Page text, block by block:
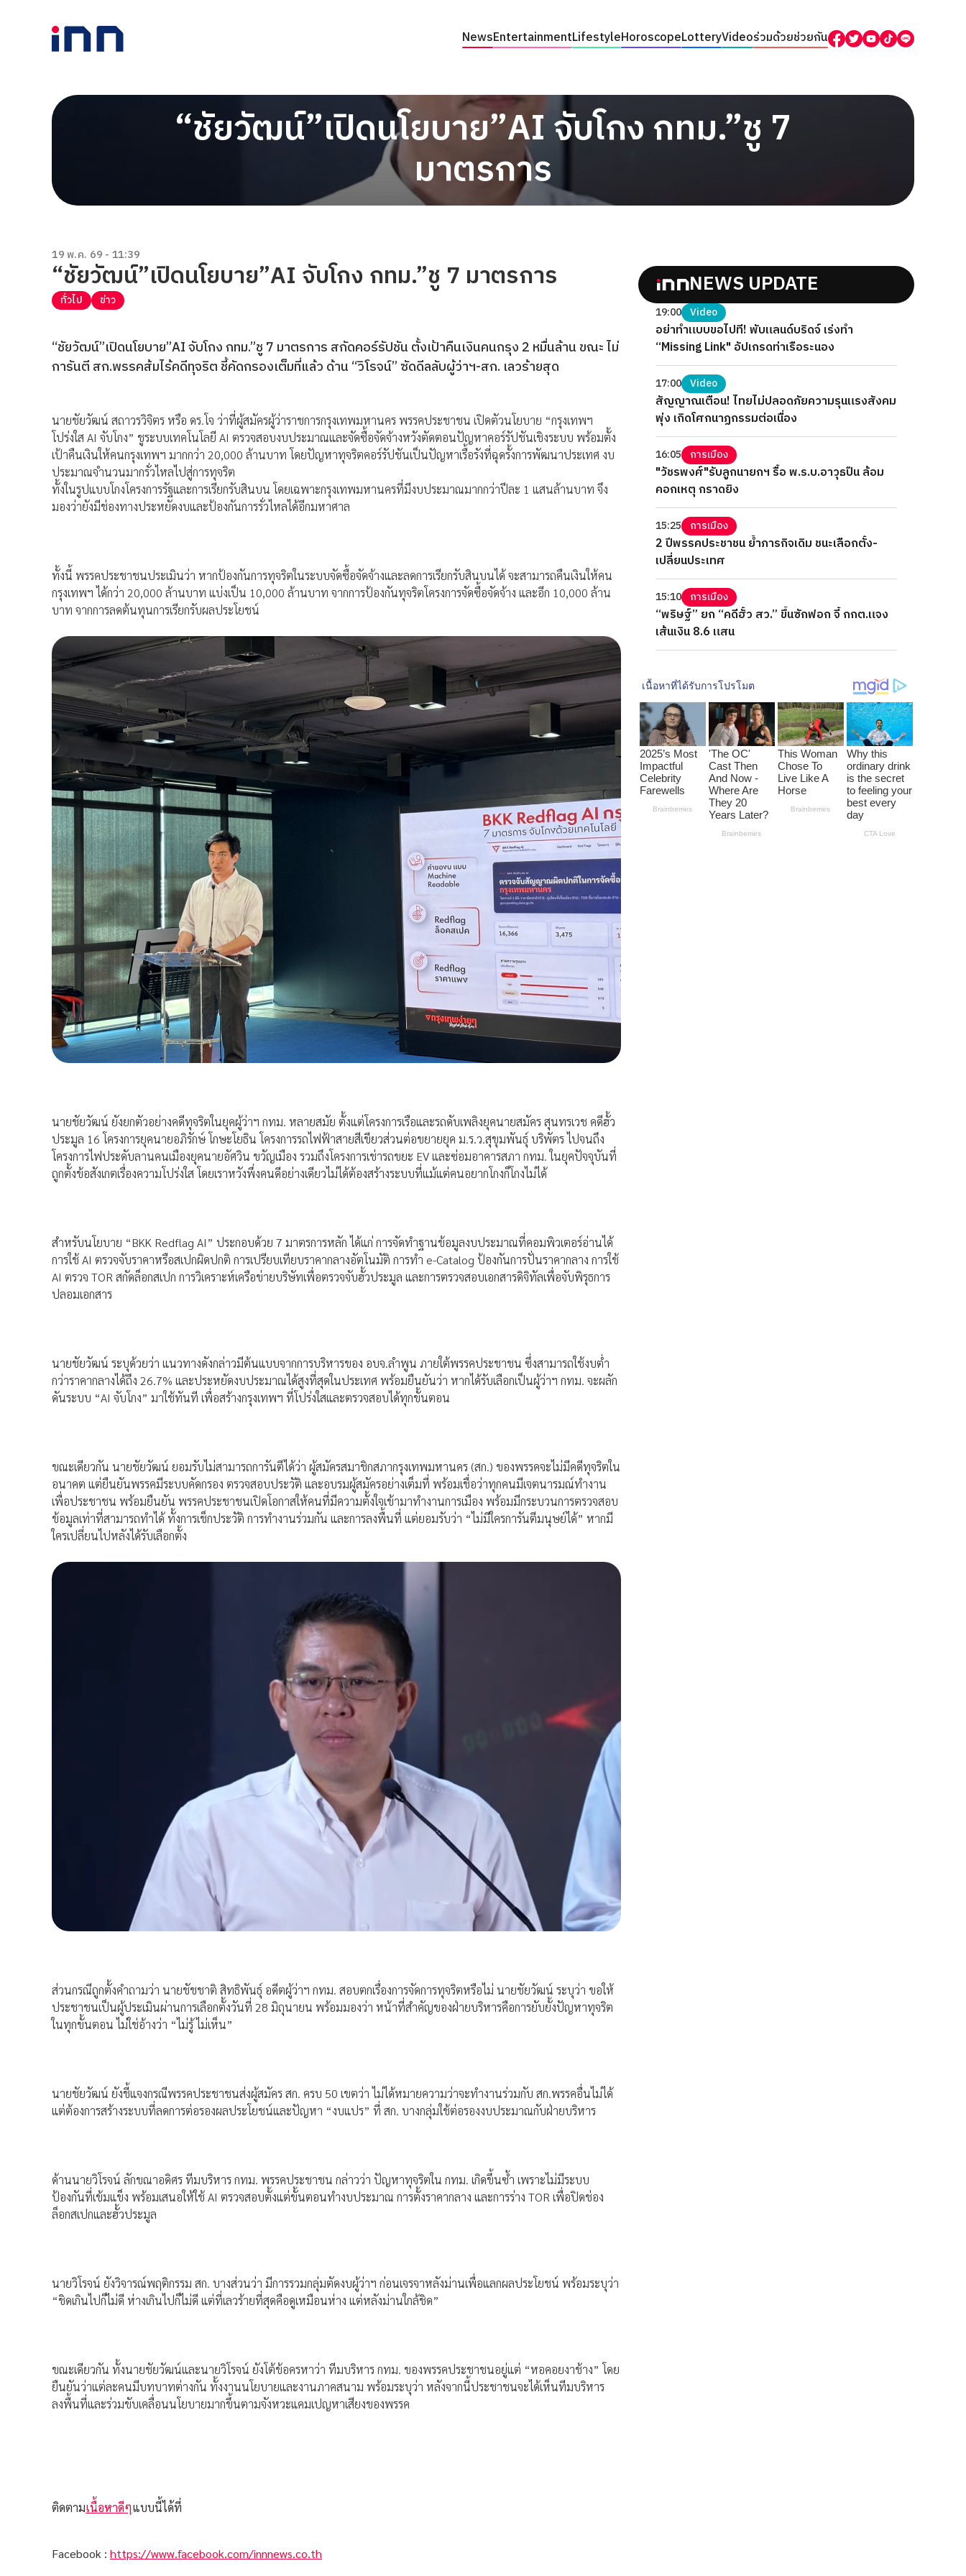
NewsEntertainmentLifestyleHoroscopeLotteryVideoร่วมด้วยช่วยกัน
“ชัยวัฒน์”เปิดนโยบาย”AI จับโกง กทม.”ชู 7
มาตรการ
19 พ.ค. 69 - 11:39
“ชัยวัฒน์”เปิดนโยบาย”AI จับโกง กทม.”ชู 7 มาตรการ
ทั่วไป ข่าว
“ชัยวัฒน์”เปิดนโยบาย”AI จับโกง กทม.”ชู 7 มาตรการ สกัดคอร์รัปชัน ตั้งเป้าคืนเงินคนกรุง 2 หมื่นล้าน ขณะ ไม่
การันตี สก.พรรคส้มไร้คดีทุจริต ชี้คัดกรองเต็มที่แล้ว ด้าน “วิโรจน์” ซัดดีลลับผู้ว่าฯ-สก. เลวร้ายสุด
นายชัยวัฒน์ สถาวรวิจิตร หรือ ดร.โจ ว่าที่ผู้สมัครผู้ว่าราชการกรุงเทพมหานคร พรรคประชาชน เปิดตัวนโยบาย “กรุงเทพฯ
โปร่งใส AI จับโกง” ชูระบบเทคโนโลยี AI ตรวจสอบงบประมาณและจัดซื้อจัดจ้างหวังตัดตอนปัญหาคอร์รัปชันเชิงระบบ พร้อมตั้ง
เป้าคืนเงินให้คนกรุงเทพฯ มากกว่า 20,000 ล้านบาท โดยปัญหาทุจริตคอร์รัปชันเป็นปัญหาเรื้อรังที่ฉุดรั้งการพัฒนาประเทศ งบ
ประมาณจำนวนมากรั่วไหลไปสู่การทุจริต
ทั้งในรูปแบบโกงโครงการรัฐและการเรียกรับสินบน โดยเฉพาะกรุงเทพมหานครที่มีงบประมาณมากกว่าปีละ 1 แสนล้านบาท จึง
มองว่ายังมีช่องทางประหยัดงบและป้องกันการรั่วไหลได้อีกมหาศาล
ทั้งนี้ พรรคประชาชนประเมินว่า หากป้องกันการทุจริตในระบบจัดซื้อจัดจ้างและลดการเรียกรับสินบนได้ จะสามารถคืนเงินให้คน
กรุงเทพฯ ได้กว่า 20,000 ล้านบาท แบ่งเป็น 10,000 ล้านบาท จากการป้องกันทุจริตโครงการจัดซื้อจัดจ้าง และอีก 10,000 ล้าน
บาท จากการลดต้นทุนการเรียกรับผลประโยชน์
นายชัยวัฒน์ ยังยกตัวอย่างคดีทุจริตในยุคผู้ว่าฯ กทม. หลายสมัย ตั้งแต่โครงการเรือและรถดับเพลิงยุคนายสมัคร สุนทรเวช คดีฮั้ว
ประมูล 16 โครงการยุคนายอภิรักษ์ โกษะโยธิน โครงการรถไฟฟ้าสายสีเขียวส่วนต่อขยายยุค ม.ร.ว.สุขุมพันธุ์ บริพัตร ไปจนถึง
โครงการไฟประดับลานคนเมืองยุคนายอัศวิน ขวัญเมือง รวมถึงโครงการเช่ารถขยะ EV และซ่อมอาคารสภา กทม. ในยุคปัจจุบันที่
ถูกตั้งข้อสังเกตเรื่องความโปร่งใส โดยเราหวังพึ่งคนดีอย่างเดียวไม่ได้ต้องสร้างระบบที่แม้แต่คนอยากโกงก็โกงไม่ได้
สำหรับนโยบาย “BKK Redflag AI” ประกอบด้วย 7 มาตรการหลัก ได้แก่ การจัดทำฐานข้อมูลงบประมาณที่คอมพิวเตอร์อ่านได้
การใช้ AI ตรวจจับราคาหรือสเปกผิดปกติ การเปรียบเทียบราคากลางอัตโนมัติ การทำ e-Catalog ป้องกันการปั่นราคากลาง การใช้
AI ตรวจ TOR สกัดล็อกสเปก การวิเคราะห์เครือข่ายบริษัทเพื่อตรวจจับฮั้วประมูล และการตรวจสอบเอกสารดิจิทัลเพื่อจับพิรุธการ
ปลอมเอกสาร
นายชัยวัฒน์ ระบุด้วยว่า แนวทางดังกล่าวมีต้นแบบจากการบริหารของ อบจ.ลำพูน ภายใต้พรรคประชาชน ซึ่งสามารถใช้งบต่ำ
กว่าราคากลางได้ถึง 26.7% และประหยัดงบประมาณได้สูงที่สุดในประเทศ พร้อมยืนยันว่า หากได้รับเลือกเป็นผู้ว่าฯ กทม. จะผลัก
ดันระบบ “AI จับโกง” มาใช้ทันที เพื่อสร้างกรุงเทพฯ ที่โปร่งใสและตรวจสอบได้ทุกขั้นตอน
ขณะเดียวกัน นายชัยวัฒน์ ยอมรับไม่สามารถการันตีได้ว่า ผู้สมัครสมาชิกสภากรุงเทพมหานคร (สก.) ของพรรคจะไม่มีคดีทุจริตใน
อนาคต แต่ยืนยันพรรคมีระบบคัดกรอง ตรวจสอบประวัติ และอบรมผู้สมัครอย่างเต็มที่ พร้อมเชื่อว่าทุกคนมีเจตนารมณ์ทำงาน
เพื่อประชาชน พร้อมยืนยัน พรรคประชาชนเปิดโอกาสให้คนที่มีความตั้งใจเข้ามาทำงานการเมือง พร้อมมีกระบวนการตรวจสอบ
ข้อมูลเท่าที่สามารถทำได้ ทั้งการเช็กประวัติ การทำงานร่วมกัน และการลงพื้นที่ แต่ยอมรับว่า “ไม่มีใครการันตีมนุษย์ได้” หากมี
ใครเปลี่ยนไปหลังได้รับเลือกตั้ง
ส่วนกรณีถูกตั้งคำถามว่า นายชัชชาติ สิทธิพันธุ์ อดีตผู้ว่าฯ กทม. สอบตกเรื่องการจัดการทุจริตหรือไม่ นายชัยวัฒน์ ระบุว่า ขอให้
ประชาชนเป็นผู้ประเมินผ่านการเลือกตั้งวันที่ 28 มิถุนายน พร้อมมองว่า หน้าที่สำคัญของฝ่ายบริหารคือการยับยั้งปัญหาทุจริต
ในทุกขั้นตอน ไม่ใช่อ้างว่า “ไม่รู้ ไม่เห็น”
นายชัยวัฒน์ ยังชี้แจงกรณีพรรคประชาชนส่งผู้สมัคร สก. ครบ 50 เขตว่า ไม่ได้หมายความว่าจะทำงานร่วมกับ สก.พรรคอื่นไม่ได้
แต่ต้องการสร้างระบบที่ลดการต่อรองผลประโยชน์และปัญหา “งบแปร” ที่ สก. บางกลุ่มใช้ต่อรองงบประมาณกับฝ่ายบริหาร
ด้านนายวิโรจน์ ลักขณาอดิศร ทีมบริหาร กทม. พรรคประชาชน กล่าวว่า ปัญหาทุจริตใน กทม. เกิดขึ้นซ้ำ เพราะไม่มีระบบ
ป้องกันที่เข้มแข็ง พร้อมเสนอให้ใช้ AI ตรวจสอบตั้งแต่ขั้นตอนทำงบประมาณ การตั้งราคากลาง และการร่าง TOR เพื่อปิดช่อง
ล็อกสเปกและฮั้วประมูล
นายวิโรจน์ ยังวิจารณ์พฤติกรรม สก. บางส่วนว่า มีการรวมกลุ่มตัดงบผู้ว่าฯ ก่อนเจรจาหลังม่านเพื่อแลกผลประโยชน์ พร้อมระบุว่า
“ชิดเกินไปก็ไม่ดี ห่างเกินไปก็ไม่ดี แต่ที่เลวร้ายที่สุดคือดูเหมือนห่าง แต่หลังม่านใกล้ชิด”
ขณะเดียวกัน ทั้งนายชัยวัฒน์และนายวิโรจน์ ยังโต้ข้อครหาว่า ทีมบริหาร กทม. ของพรรคประชาชนอยู่แต่ “หอคอยงาช้าง” โดย
ยืนยันว่าแต่ละคนมีบทบาทต่างกัน ทั้งงานนโยบายและงานภาคสนาม พร้อมระบุว่า หลังจากนี้ประชาชนจะได้เห็นทีมบริหาร
ลงพื้นที่และร่วมขับเคลื่อนนโยบายมากขึ้นตามจังหวะแคมเปญหาเสียงของพรรค
ติดตามเนื้อหาดีๆแบบนี้ได้ที่
Facebook : https://www.facebook.com/innnews.co.th
NEWS UPDATE
19:00 Video
อย่าทำแบบขอไปที! พับแลนด์บริดจ์ เร่งทำ
“Missing Link" อัปเกรดท่าเรือระนอง
17:00 Video
สัญญาณเตือน! ไทยไม่ปลอดภัยความรุนแรงสังคม
พุ่ง เกิดโศกนาฏกรรมต่อเนื่อง
16:05 การเมือง
"วัชรพงศ์"รับลูกนายกฯ รื้อ พ.ร.บ.อาวุธปืน ล้อม
คอกเหตุ กราดยิง
15:25 การเมือง
2 ปีพรรคประชาชน ย้ำภารกิจเดิม ชนะเลือกตั้ง-
เปลี่ยนประเทศ
15:10 การเมือง
“พริษฐ์” ยก “คดีฮั้ว สว.” ขึ้นซักฟอก จี้ กกต.แจง
เส้นเงิน 8.6 แสน